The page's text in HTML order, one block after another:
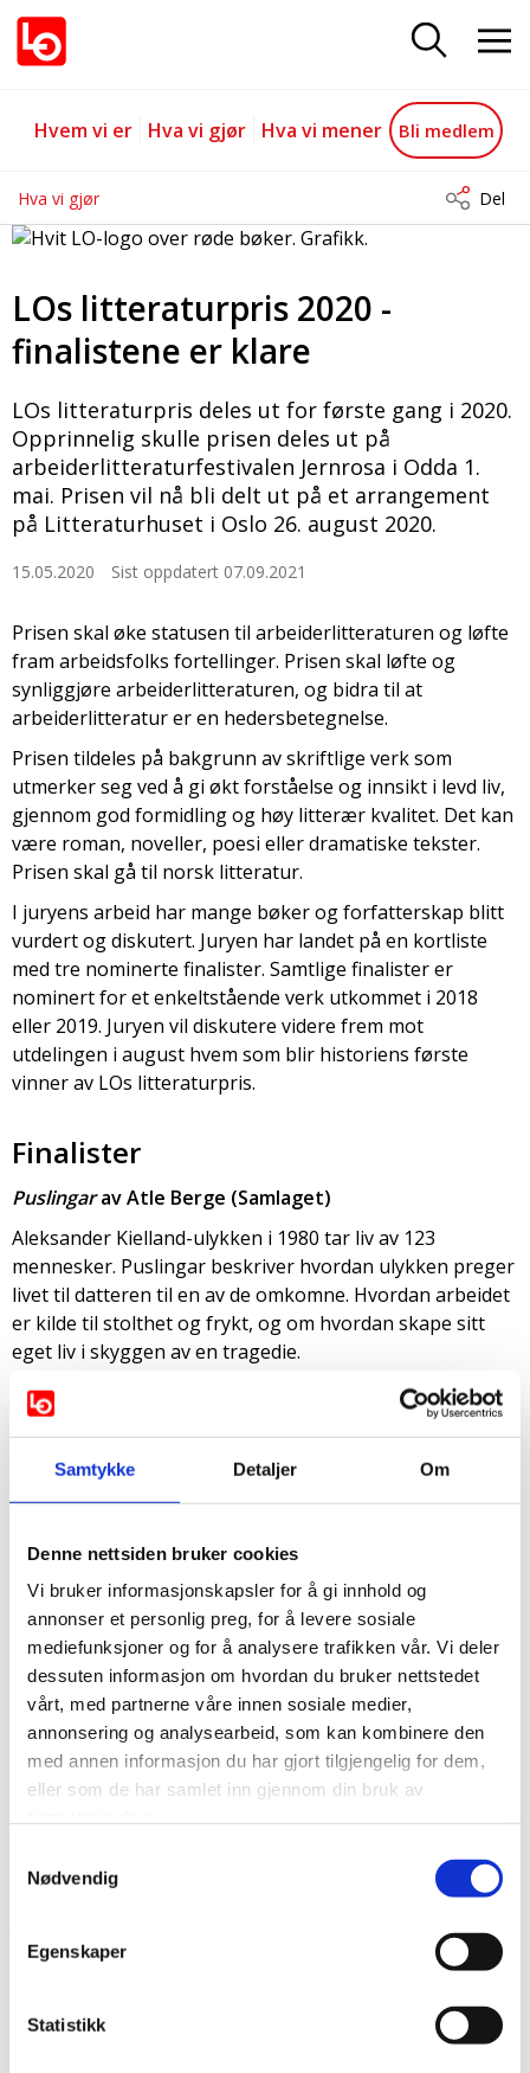
Samtykke Detaljer Om
Denne nettsiden bruker cookies
Vi bruker informasjonskapsler for å gi innhold og
annonser et personlig preg, for å levere sosiale
mediefunksjoner og for å analysere trafikken vår. Vi deler
dessuten informasjon om hvordan du bruker nettstedet
vårt, med partnerne våre innen sosiale medier,
annonsering og analysearbeid, som kan kombinere den
med annen informasjon du har gjort tilgjengelig for dem,
eller som de har samlet inn gjennom din bruk av
Nødvendig
Egenskaper
Statistikk
LOs litteraturpris 2020 -
Gå til hovedinnhold
Gå til navigasjon
Hvem vi er Hva vi gjør Hva vi mener Bli medlem
Hva vi gjør Del
LOs litteraturpris 2020 -
finalistene er klare
LOs litteraturpris deles ut for første gang i 2020.
Opprinnelig skulle prisen deles ut på
arbeiderlitteraturfestivalen Jernrosa i Odda 1.
mai. Prisen vil nå bli delt ut på et arrangement
på Litteraturhuset i Oslo 26. august 2020.
15.05.2020 Sist oppdatert 07.09.2021
Prisen skal øke statusen til arbeiderlitteraturen og løfte
fram arbeidsfolks fortellinger. Prisen skal løfte og
synliggjøre arbeiderlitteraturen, og bidra til at
arbeiderlitteratur er en hedersbetegnelse.
Prisen tildeles på bakgrunn av skriftlige verk som
utmerker seg ved å gi økt forståelse og innsikt i levd liv,
gjennom god formidling og høy litterær kvalitet. Det kan
være roman, noveller, poesi eller dramatiske tekster.
Prisen skal gå til norsk litteratur.
I juryens arbeid har mange bøker og forfatterskap blitt
vurdert og diskutert. Juryen har landet på en kortliste
med tre nominerte finalister. Samtlige finalister er
nominert for et enkeltstående verk utkommet i 2018
eller 2019. Juryen vil diskutere videre frem mot
utdelingen i august hvem som blir historiens første
vinner av LOs litteraturpris.
Finalister
Puslingarav Atle Berge (Samlaget)
Aleksander Kielland-ulykken i 1980 tar liv av 123
mennesker. Puslingar beskriver hvordan ulykken preger
livet til datteren til en av de omkomne. Hvordan arbeidet
er kilde til stolthet og frykt, og om hvordan skape sitt
eget liv i skyggen av en tragedie.
Vårsav Amalie Kasin Lerstang (Cappelen Damm)
Industrien og arbeiderbevegelsen er bakteppet for
Lerstangs dikt om oppvekst og ungdom i Notodden. Det
geografisk om hvordan stedet og historien rundt deg
former deg og aldri aldri er nøytralt.
Snøenstryk ut alle spor av Lars Ove Seljestad
(Aschehoug)
I Snøen stryk ut alle spor skriver Seljestad poetisk om
barndom på siden av samfunnet. Familien fungerer ikke
etter at faren døde, men familien er likevel alt gutten
har. En industribygd på Vestlandet er bakteppet for livet
Juryen består av:
Julie Lødrup, LOs ledelse, juryleder.
Eystein Hanssen, forbundsleder Forfatterforbundet.